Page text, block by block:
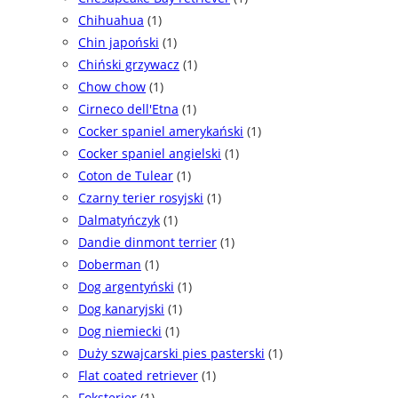
Chihuahua (1)
Chin japoński (1)
Chiński grzywacz (1)
Chow chow (1)
Cirneco dell'Etna (1)
Cocker spaniel amerykański (1)
Cocker spaniel angielski (1)
Coton de Tulear (1)
Czarny terier rosyjski (1)
Dalmatyńczyk (1)
Dandie dinmont terrier (1)
Doberman (1)
Dog argentyński (1)
Dog kanaryjski (1)
Dog niemiecki (1)
Duży szwajcarski pies pasterski (1)
Flat coated retriever (1)